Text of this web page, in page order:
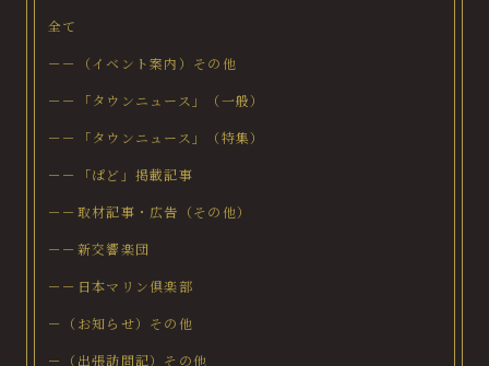
全て
－－（イベント案内）その他
－－「タウンニュース」（一般）
－－「タウンニュース」（特集）
－－「ぱど」掲載記事
－－取材記事・広告（その他）
－－新交響楽団
－－日本マリン倶楽部
－（お知らせ）その他
－（出張訪問記）その他